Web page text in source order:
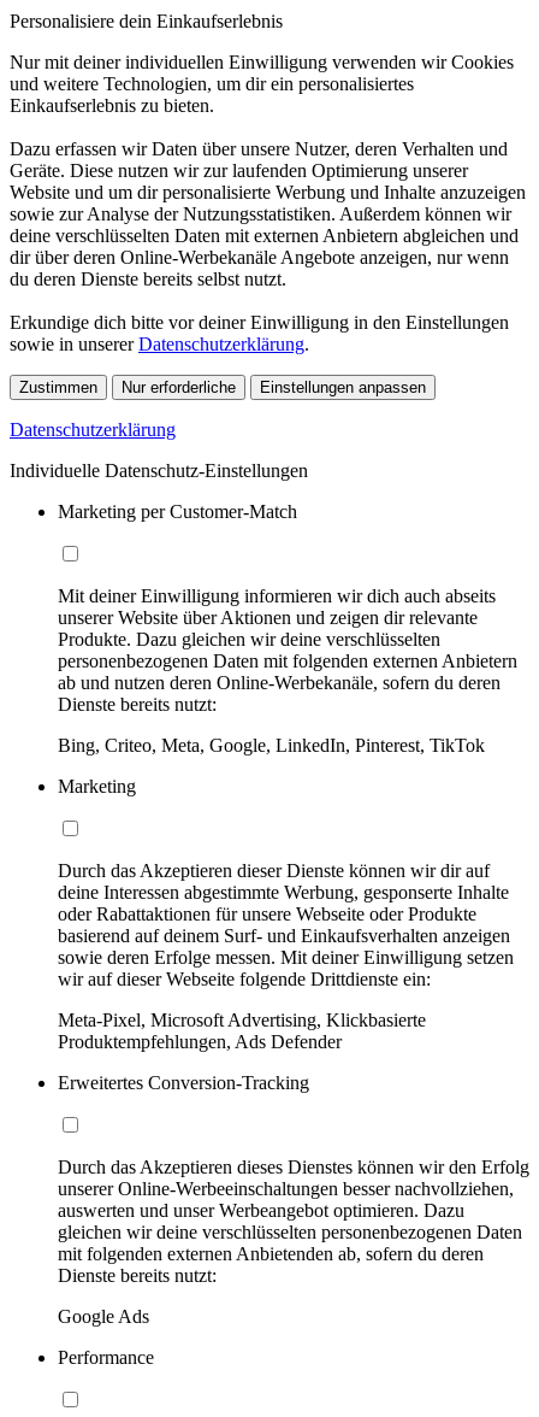
Personalisiere dein Einkaufserlebnis
Nur mit deiner individuellen Einwilligung verwenden wir Cookies
und weitere Technologien, um dir ein personalisiertes
Einkaufserlebnis zu bieten.
Dazu erfassen wir Daten über unsere Nutzer, deren Verhalten und
Geräte. Diese nutzen wir zur laufenden Optimierung unserer
Website und um dir personalisierte Werbung und Inhalte anzuzeigen
sowie zur Analyse der Nutzungsstatistiken. Außerdem können wir
deine verschlüsselten Daten mit externen Anbietern abgleichen und
dir über deren Online-Werbekanäle Angebote anzeigen, nur wenn
du deren Dienste bereits selbst nutzt.
Erkundige dich bitte vor deiner Einwilligung in den Einstellungen
sowie in unsererDatenschutzerklärung.
Zustimmen Nur erforderliche Einstellungen anpassen
Datenschutzerklärung
Individuelle Datenschutz-Einstellungen
Marketing per Customer-Match
Mit deiner Einwilligung informieren wir dich auch abseits
unserer Website über Aktionen und zeigen dir relevante
Produkte. Dazu gleichen wir deine verschlüsselten
personenbezogenen Daten mit folgenden externen Anbietern
ab und nutzen deren Online-Werbekanäle, sofern du deren
Dienste bereits nutzt:
Bing, Criteo, Meta, Google, LinkedIn, Pinterest, TikTok
Marketing
Durch das Akzeptieren dieser Dienste können wir dir auf
deine Interessen abgestimmte Werbung, gesponserte Inhalte
oder Rabattaktionen für unsere Webseite oder Produkte
basierend auf deinem Surf- und Einkaufsverhalten anzeigen
sowie deren Erfolge messen. Mit deiner Einwilligung setzen
wir auf dieser Webseite folgende Drittdienste ein:
Meta-Pixel, Microsoft Advertising, Klickbasierte
Produktempfehlungen, Ads Defender
Erweitertes Conversion-Tracking
Durch das Akzeptieren dieses Dienstes können wir den Erfolg
unserer Online-Werbeeinschaltungen besser nachvollziehen,
auswerten und unser Werbeangebot optimieren. Dazu
gleichen wir deine verschlüsselten personenbezogenen Daten
mit folgenden externen Anbietenden ab, sofern du deren
Dienste bereits nutzt:
Google Ads
Performance